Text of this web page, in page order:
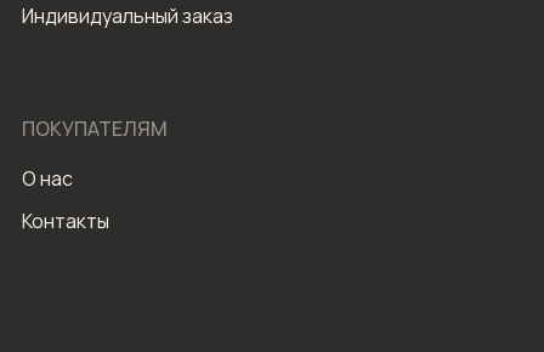
О нас
Индивидуальный заказ
ПОКУПАТЕЛЯМ
Контакты